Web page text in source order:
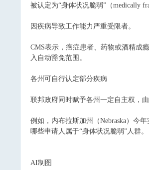
被认定为“身体状况脆弱”（medically
因疾病导致工作能力严重受限者。
CMS表示，癌症患者、药物或酒精成
入自动豁免范围。
各州可自行认定部分疾病
联邦政府同时赋予各州一定自主权，
例如，内布拉斯加州（Nebraska）今
哪些申请人属于“身体状况脆弱”人群。
AI制图